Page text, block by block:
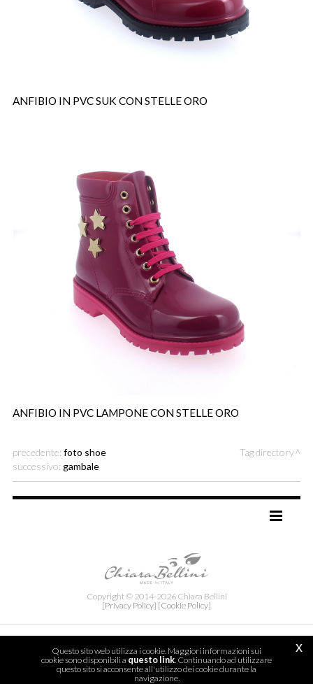
ANFIBIO IN PVC SUK CON STELLE ORO
ANFIBIO IN PVC LAMPONE CON STELLE ORO
precedente: foto shoe
successivo: gambale
Tag directory
SITE MAP
Copyright © 2014-2026 Chiara Bellini
[Privacy Policy] [Cookie Policy]
x
Questo sito web utilizza i cookie. Maggiori informazioni sui
cookie sono disponibili a questo link. Continuando ad utilizzare
questo sito si acconsente all'utilizzo dei cookie durante la
navigazione.